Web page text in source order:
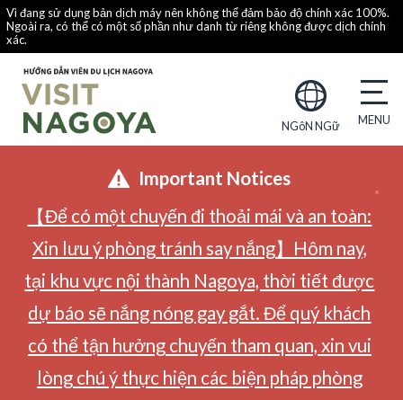
Vì đang sử dụng bản dịch máy nên không thể đảm bảo độ chính xác 100%.
Ngoài ra, có thể có một số phần như danh từ riêng không được dịch chính
xác.
NGôN NGữ
Important Notices
【Để có một chuyến đi thoải mái và an toàn:
Xin lưu ý phòng tránh say nắng】Hôm nay,
tại khu vực nội thành Nagoya, thời tiết được
dự báo sẽ nắng nóng gay gắt. Để quý khách
có thể tận hưởng chuyến tham quan, xin vui
lòng chú ý thực hiện các biện pháp phòng